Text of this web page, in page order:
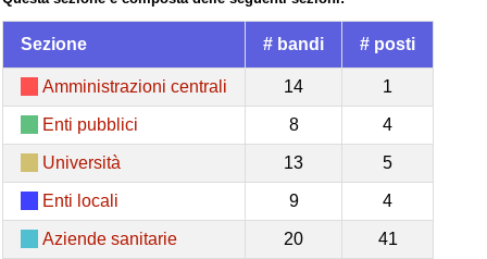
Sezione # bandi # posti
Amministrazioni centrali 14 1
Enti pubblici 8 4
Università 13 5
Enti locali 9 4
Aziende sanitarie 20 41